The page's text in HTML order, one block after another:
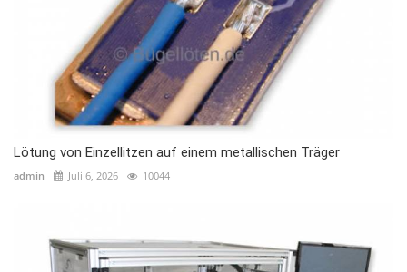
Lötung von Einzellitzen auf einem metallischen Träger
admin Juli 6, 2026 10044